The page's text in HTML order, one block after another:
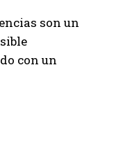
son un
con un